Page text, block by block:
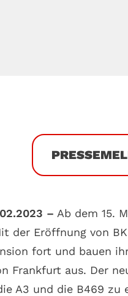
– Ab dem 15.
der Eröffnung von
fort und bauen
Frankfurt aus. Der
A3 und die B469 zu